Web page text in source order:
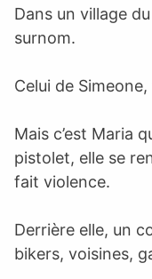
Dans un village
surnom.
Celui de
Mais c’est Maria
pistolet, elle se
fait violence.
Derrière elle, un
bikers, voisines,